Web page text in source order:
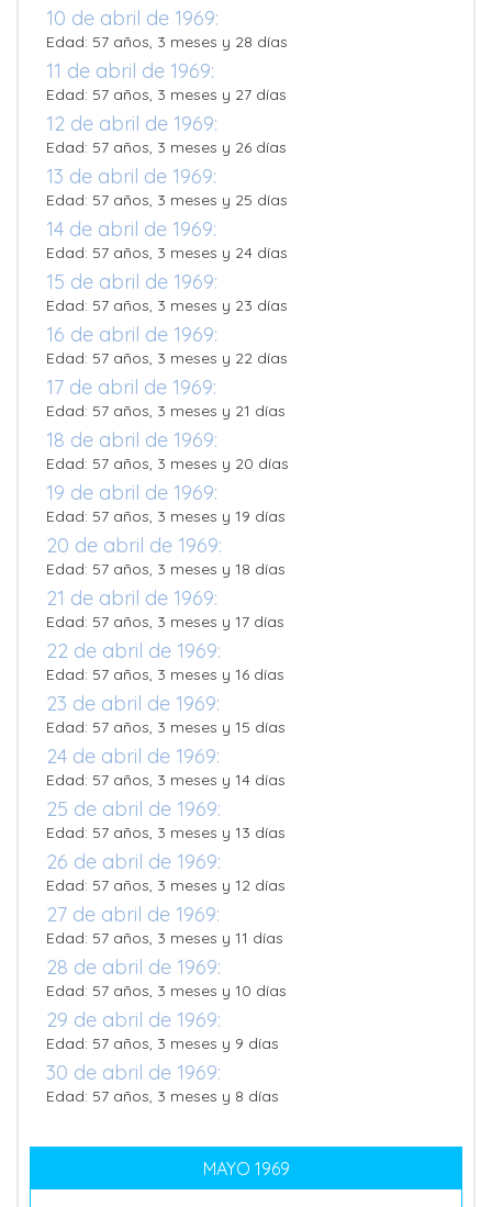
10 de abril de 1969:
Edad: 57 años, 3 meses y 28 días
11 de abril de 1969:
Edad: 57 años, 3 meses y 27 días
12 de abril de 1969:
Edad: 57 años, 3 meses y 26 días
13 de abril de 1969:
Edad: 57 años, 3 meses y 25 días
14 de abril de 1969:
Edad: 57 años, 3 meses y 24 días
15 de abril de 1969:
Edad: 57 años, 3 meses y 23 días
16 de abril de 1969:
Edad: 57 años, 3 meses y 22 días
17 de abril de 1969:
Edad: 57 años, 3 meses y 21 días
18 de abril de 1969:
Edad: 57 años, 3 meses y 20 días
19 de abril de 1969:
Edad: 57 años, 3 meses y 19 días
20 de abril de 1969:
Edad: 57 años, 3 meses y 18 días
21 de abril de 1969:
Edad: 57 años, 3 meses y 17 días
22 de abril de 1969:
Edad: 57 años, 3 meses y 16 días
23 de abril de 1969:
Edad: 57 años, 3 meses y 15 días
24 de abril de 1969:
Edad: 57 años, 3 meses y 14 días
25 de abril de 1969:
Edad: 57 años, 3 meses y 13 días
26 de abril de 1969:
Edad: 57 años, 3 meses y 12 días
27 de abril de 1969:
Edad: 57 años, 3 meses y 11 días
28 de abril de 1969:
Edad: 57 años, 3 meses y 10 días
29 de abril de 1969:
Edad: 57 años, 3 meses y 9 días
30 de abril de 1969:
Edad: 57 años, 3 meses y 8 días
MAYO 1969